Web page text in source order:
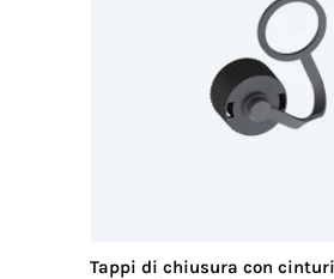
Tappi di chiusura con